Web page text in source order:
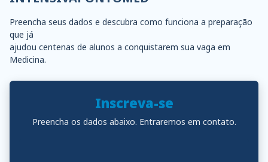
Preencha seus dados e descubra como funciona a preparação
que já
ajudou centenas de alunos a conquistarem sua vaga em
Medicina.
Inscreva-se
Preencha os dados abaixo. Entraremos em contato.